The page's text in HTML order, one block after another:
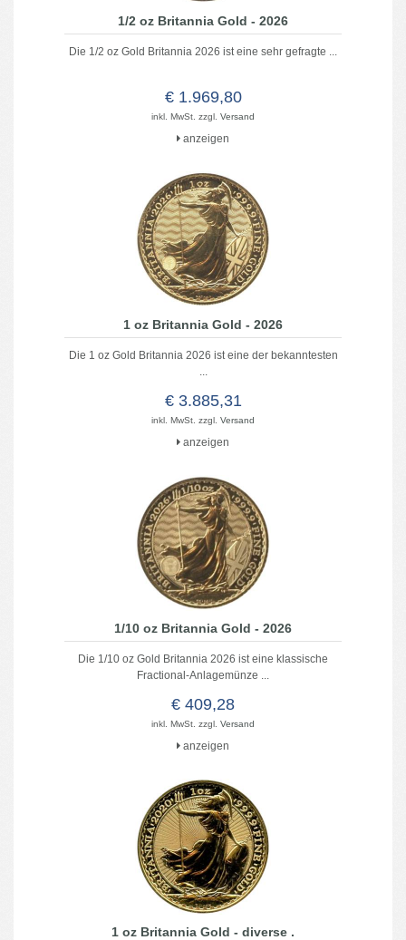
1/2 oz Britannia Gold - 2026
Die 1/2 oz Gold Britannia 2026 ist eine sehr gefragte ...
€ 1.969,80
anzeigen
inkl. MwSt. zzgl. Versand
1 oz Britannia Gold - 2026
Die 1 oz Gold Britannia 2026 ist eine der bekanntesten
...
€ 3.885,31
anzeigen
inkl. MwSt. zzgl. Versand
1/10 oz Britannia Gold - 2026
Die 1/10 oz Gold Britannia 2026 ist eine klassische
Fractional-Anlagemünze ...
€ 409,28
anzeigen
inkl. MwSt. zzgl. Versand
1 oz Britannia Gold - diverse .